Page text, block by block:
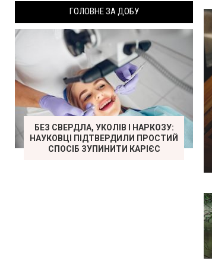
ГОЛОВНЕ ЗА ДОБУ
БЕЗ СВЕРДЛА, УКОЛІВ І НАРКОЗУ:
НАУКОВЦІ ПІДТВЕРДИЛИ ПРОСТИЙ
СПОСІБ ЗУПИНИТИ КАРІЄС